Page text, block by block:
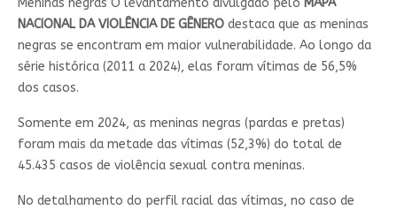
Meninas negras O levantamento divulgado pelo MAPA
NACIONAL DA VIOLÊNCIA DE GÊNEROdestaca que as meninas
negras se encontram em maior vulnerabilidade. Ao longo da
série histórica (2011 a 2024), elas foram vítimas de 56,5%
dos casos.
Somente em 2024, as meninas negras (pardas e pretas)
foram mais da metade das vítimas (52,3%) do total de
45.435 casos de violência sexual contra meninas.
No detalhamento do perfil racial das vítimas, no caso de